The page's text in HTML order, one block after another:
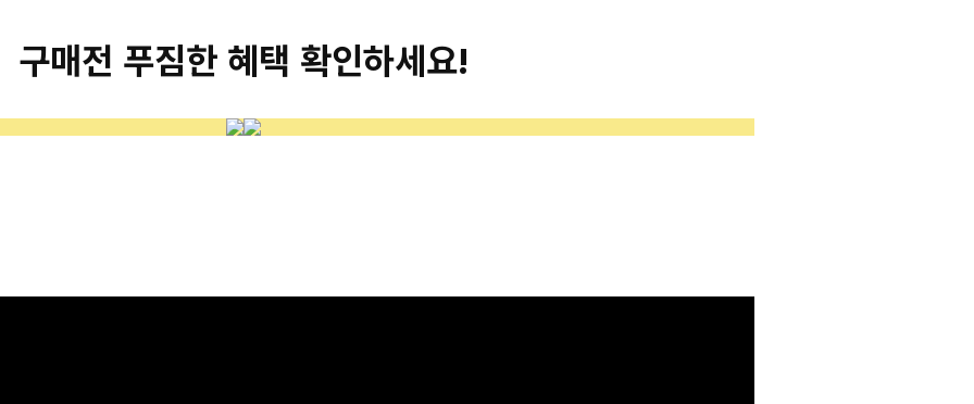
구매전 푸짐한 혜택 확인하세요!